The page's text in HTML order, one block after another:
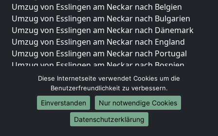
Umzug von Esslingen am Neckar nach Belgien
Umzug von Esslingen am Neckar nach Bulgarien
Umzug von Esslingen am Neckar nach Dänemark
Umzug von Esslingen am Neckar nach England
Umzug von Esslingen am Neckar nach Portugal
Umzug von Esslingen am Neckar nach Bosnien
und Herzegowina
Umzug von Esslingen am Neckar nach Irland
Umzug von Esslingen am Neckar nach Lettland
Umzug von Esslingen am Neckar nach Zypern
Umzug von Esslingen am Neckar nach Kroatien
Diese Internetseite verwendet Cookies um die
Benutzerfreundlichkeit zu verbessern.
Einverstanden
Nur notwendige Cookies
Datenschutzerklärung